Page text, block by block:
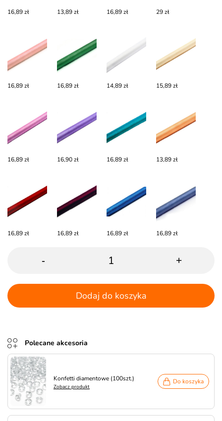
16,89 zł 13,89 zł 16,89 zł 29 zł
16,89 zł 16,89 zł 14,89 zł 15,89 zł
16,89 zł 16,90 zł 16,89 zł 13,89 zł
16,89 zł 16,89 zł 16,89 zł 16,89 zł
- +
Dodaj do koszyka
Polecane akcesoria
Konfetti diamentowe (100szt.)
Zobacz produkt
Do koszyka